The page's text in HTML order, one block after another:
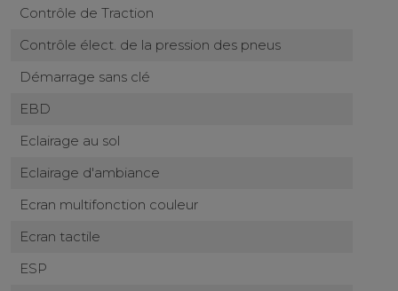
Contrôle de Traction
Contrôle élect. de la pression des pneus
Démarrage sans clé
EBD
Eclairage au sol
Eclairage d'ambiance
Ecran multifonction couleur
Ecran tactile
ESP